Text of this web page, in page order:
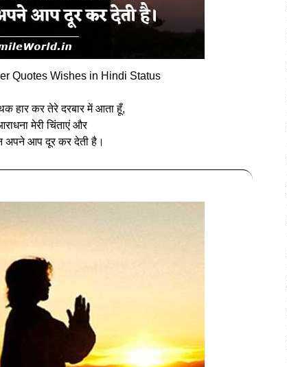
Quotes Wishes in Hindi Status
हार कर तेरे दरबार में आता हूँ,
मेरी चिंताएं और
अपने आप दूर कर देती है।